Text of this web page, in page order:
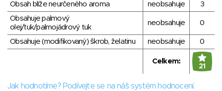
Obsah blíže neurčeného aroma neobsahuje
3
Obsahuje palmový
olej/tuk/palmojádrový tuk
neobsahuje 0
Obsahuje (modifikovaný) škrob, želatinu neobsahuje 0
Celkem:
21
Jak hodnotíme? Podívejte se na náš systém hodnocení.